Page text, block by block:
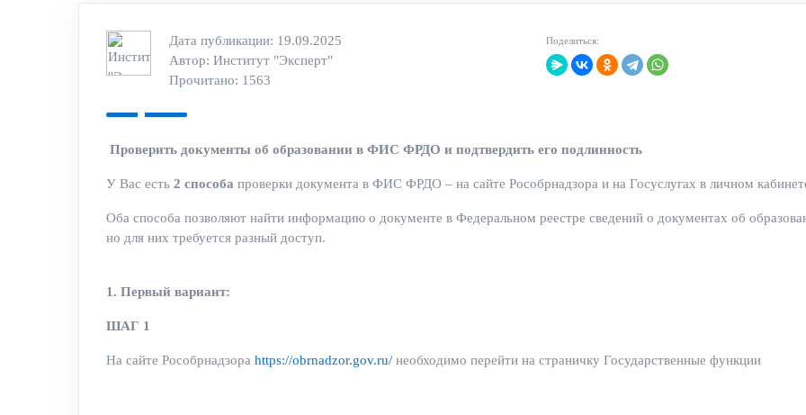
Дата публикации: 19.09.2025
Автор: Институт "Эксперт"
Прочитано: 1563
Поделиться:
Проверить документы об образовании в ФИС ФРДО и подтвердить его подлинность
У Вас есть 2 способа проверки документа в ФИС ФРДО – на сайте Рособрнадзора и на Госуслугах в личном
Оба способа позволяют найти информацию о документе в Федеральном реестре сведений о документах об
но для них требуется разный доступ.
1. Первый вариант:
ШАГ 1
На сайте Рособрнадзора https://obrnadzor.gov.ru/ необходимо перейти на страничку Государственные функции